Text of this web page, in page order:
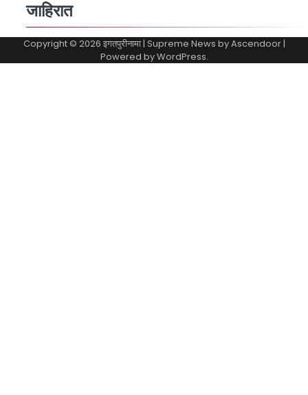
जाहिरात
Copyright © 2026 इगतपुरीनामा| Supreme News byAscendoor|
Powered byWordPress.